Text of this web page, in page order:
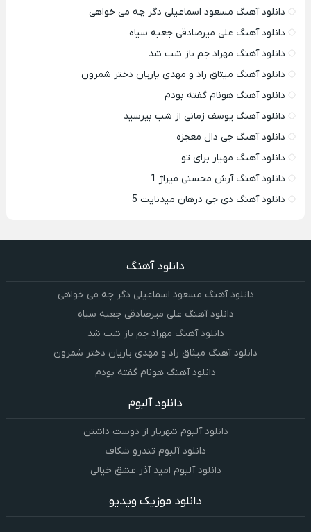
دانلود آهنگ مسعود اسماعیلی دگر چه می خواهی
دانلود آهنگ علی میرصادقی جعبه سیاه
دانلود آهنگ مهراد جم باز شب شد
دانلود آهنگ میثاق راد و مهدی یاریان دختر شمرون
دانلود آهنگ هونام گفته بودم
دانلود آهنگ یوسف زمانی از شب بپرسید
دانلود آهنگ جی دال معجزه
دانلود آهنگ مهیار برای تو
دانلود آهنگ آرش محسنی میراژ 1
دانلود آهنگ دی جی درهان میدنایت 5
دانلود آهنگ
دانلود آهنگ مسعود اسماعیلی دگر چه می خواهی
دانلود آهنگ علی میرصادقی جعبه سیاه
دانلود آهنگ مهراد جم باز شب شد
دانلود آهنگ میثاق راد و مهدی یاریان دختر شمرون
دانلود آهنگ هونام گفته بودم
دانلود آلبوم
دانلود آلبوم شهریار از دوست داشتن
دانلود آلبوم تندرو شکاف
دانلود آلبوم امید آذر عشق خیالی
دانلود موزیک ویدیو